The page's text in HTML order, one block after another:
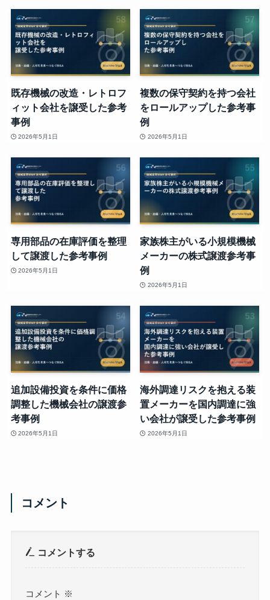
既存機械の改造・レトロフ
ィット会社を譲受した参考
事例
2026年5月1日
複数の保守契約を持つ会社
をロールアップした参考事
例
2026年5月1日
専用部品の在庫評価を整理
して譲渡した参考事例
2026年5月1日
家族株主がいる小規模機械
メーカーの株式譲渡参考事
例
2026年5月1日
追加設備投資を条件に価格
調整した機械会社の譲渡参
考事例
2026年5月1日
海外調達リスクを抱える装
置メーカーを国内調達に強
い会社が譲受した参考事例
2026年5月1日
コメント
コメントする
コメント ※